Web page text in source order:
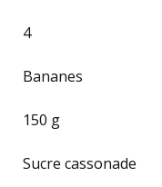
4
Bananes
150 g
Sucre cassonade